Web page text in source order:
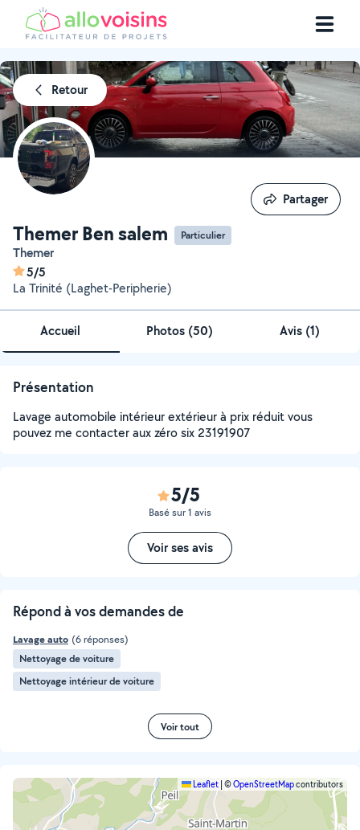
Retour
Themer Ben salem Particulier
Themer
5/5
La Trinité (Laghet-Peripherie)
Partager
Partager
Accueil Photos (50) Avis (1)
Présentation
Lavage automobile intérieur extérieur à prix réduit vous
pouvez me contacter aux zéro six 23191907
5/5
Basé sur 1 avis
Voir ses avis
Répond à vos demandes de
Lavage auto (6 réponses)
Nettoyage de voiture
Nettoyage intérieur de voiture
Voir tout
Leaflet ©OpenStreetMapcontributors